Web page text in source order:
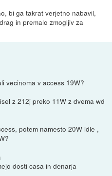
bi ga takrat verjetno nabavil,
in premalo zmogljiv za
vecinoma v access 19W?
z 212j preko 11W z dvema wd
potem namesto 20W idle ,
dosti casa in denarja